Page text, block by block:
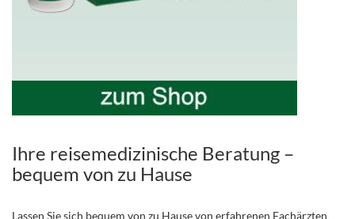
Ihre reisemedizinische Beratung –
bequem von zu Hause
Lassen Sie sich bequem von zu Hause von erfahrenen Fachärzten